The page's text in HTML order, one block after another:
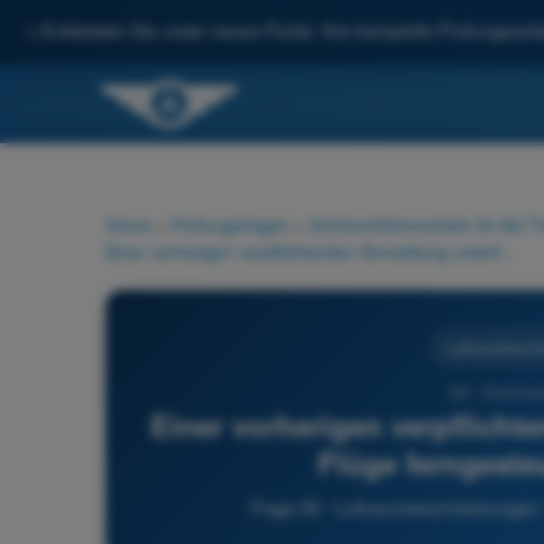
Entdecken Sie unser neues Portal: Ihre komplette
Home Prüfungsfragen Drohnenführerschein A1/A3
Einer vorherigen
Flüge
Frage 58 -